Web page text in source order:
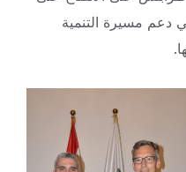
دعم مسيرة التنمية